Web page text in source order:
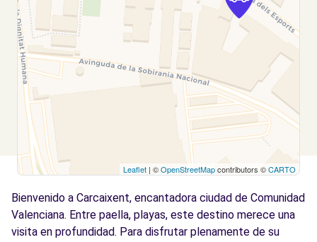
Leaflet | ©OpenStreetMapcontributors ©CARTO
Bienvenido a Carcaixent, encantadora ciudad de Comunidad
Valenciana. Entre paella, playas, este destino merece una
visita en profundidad. Para disfrutar plenamente de su